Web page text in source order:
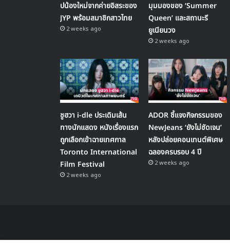
ปน้องใหม่จากค่ายอิสระของ
JYP พร้อมสมาชิกสาวไทย
2 weeks ago
มุมมองของ ‘Summer
Queen’ และสถานะรี
ยูเนียนวง
2 weeks ago
ชูฮวา i-dle ประเดิมเส้น
ทางนักแสดง หนังเรื่องแรก
ถูกเลือกเข้าฉายเทศกาล
Toronto International
Film Festival
2 weeks ago
ADOR ชี้แจงกิจกรรมของ
NewJeans ‘ยังไม่ชัดเจน’
หลังปล่อยคอนเทนต์พิเศษ
ฉลองครบรอบ 4 ปี
2 weeks ago